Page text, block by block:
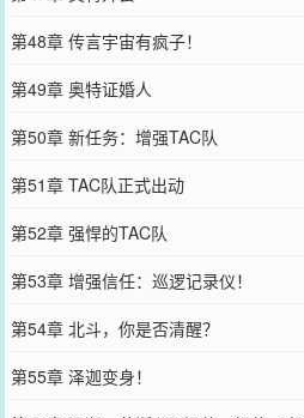
第48章 传言宇宙有疯子！
第49章 奥特证婚人
第50章 新任务：增强TAC队
第51章 TAC队正式出动
第52章 强悍的TAC队
第53章 增强信任：巡逻记录仪！
第54章 北斗，你是否清醒？
第55章 泽迦变身！